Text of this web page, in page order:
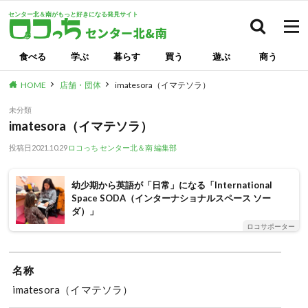
センター北＆南がもっと好きになる発見サイト
食べる 学ぶ 暮らす 買う 遊ぶ 商う
HOME 店舗・団体 imatesora（イマテソラ）
未分類
imatesora（イマテソラ）
投稿日 2021.10.29 ロコっち センター北＆南 編集部
幼少期から英語が「日常」になる「International
Space SODA（インターナショナルスペース ソー
ダ）」
ロコサポーター
名称
imatesora（イマテソラ）